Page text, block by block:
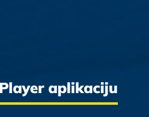
aplikaciju